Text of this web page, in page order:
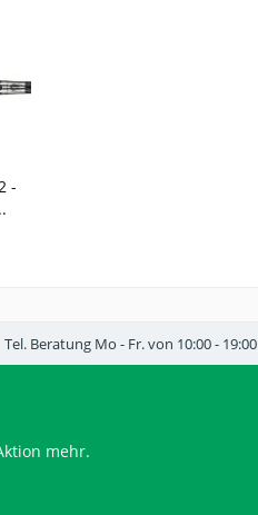
-
Tel. Beratung Mo - Fr. von 10:00 - 19:00
mehr.